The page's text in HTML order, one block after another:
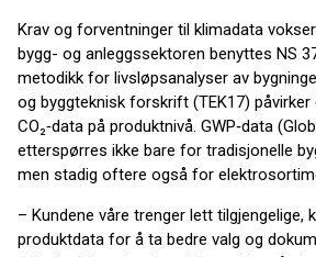
Krav og forventninger til klimadata
bygg- og anleggssektoren benyttes NS
metodikk for livsløpsanalyser av
og byggteknisk forskrift (TEK17)
CO₂‑data på produktnivå. GWP‑data
etterspørres ikke bare for tradisjonelle
men stadig oftere også for
– Kundene våre trenger lett tilgjengelige,
produktdata for å ta bedre valg og